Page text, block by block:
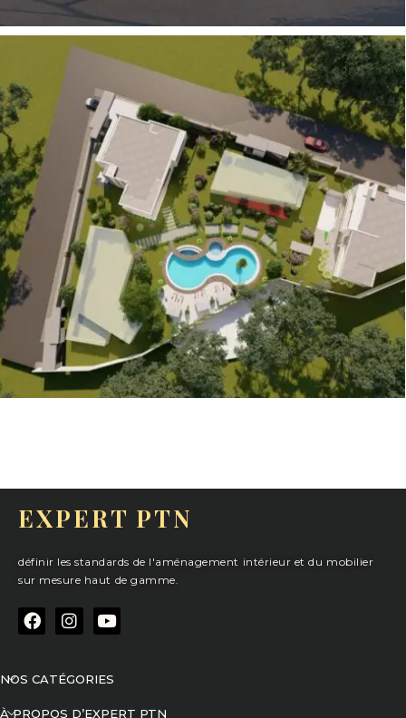
EXPERT PTN
définir les standards de l'aménagement intérieur et du mobilier
sur mesure haut de gamme.
NOS CATÉGORIES
À PROPOS D’EXPERT PTN